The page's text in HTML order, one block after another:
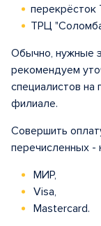
перекрёсток
ТРЦ
Обычно, нужные
рекомендуем
специалистов на
филиале.
Совершить
перечисленных -
МИР,
Visa,
Mastercard.